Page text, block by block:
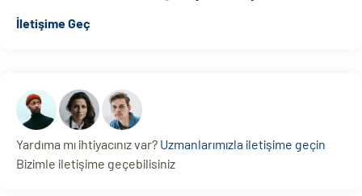
İletişime Geç
Yardıma mı ihtiyacınız var? Uzmanlarımızla iletişime geçin
Bizimle iletişime geçebilisiniz